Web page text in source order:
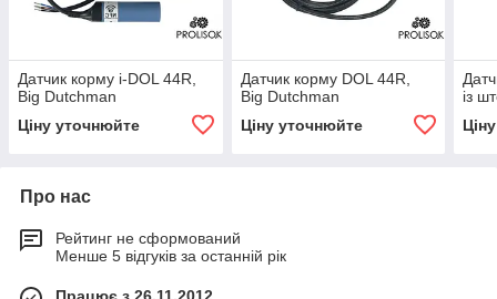
Датчик корму i-DOL 44R,
Big Dutchman
Ціну уточнюйте
Датчик корму DOL 44R,
Big Dutchman
Ціну уточнюйте
із
Про нас
Рейтинг не сформований
Менше 5 відгуків за останній рік